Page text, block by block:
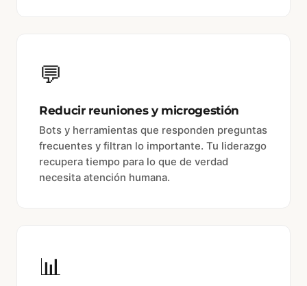
💬
Reducir reuniones y microgestión
Bots y herramientas que responden preguntas
frecuentes y filtran lo importante. Tu liderazgo
recupera tiempo para lo que de verdad
necesita atención humana.
📊